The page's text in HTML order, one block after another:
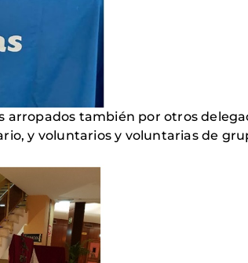
arropados también por otros
y voluntarios y voluntarias de